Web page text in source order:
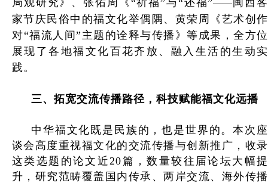
——
家节庆民俗中的福文化举偶隅、黄荣周《艺术创作
对“福流人间”主题的诠释与传播》等成果，全方位
展现了各地福文化百花齐放、融入生活的生动实
践。
三、拓宽交流传播路径，科技赋能福文化远播
中华福文化既是民族的，也是世界的。本次座
谈会高度重视福文化的交流传播与创新推广，收录
这类选题的论文近20篇，数量较往届论坛大幅提
升，研究范畴覆盖国内传承、两岸交流、海外传播